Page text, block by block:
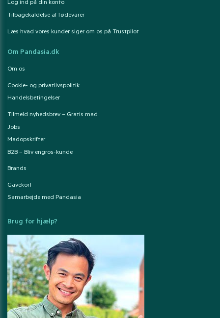
Log ind på din konto
Tilbagekaldelse af fødevarer
Læs hvad vores kunder siger om os på Trustpilot
Om Pandasia.dk
Om os
Cookie- og privatlivspolitik
Handelsbetingelser
Tilmeld nyhedsbrev – Gratis mad
Jobs
Madopskrifter
B2B – Bliv engros-kunde
Brands
Gavekort
Samarbejde med Pandasia
Brug for hjælp?